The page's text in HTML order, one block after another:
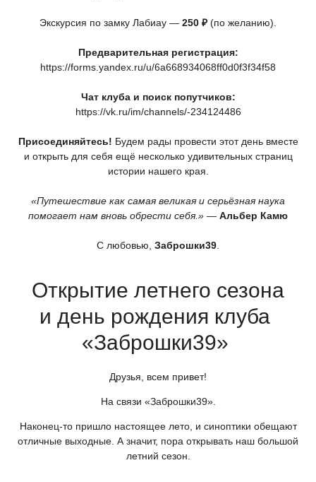
Экскурсия по замку Лабиау — 250 ₽ (по желанию).
Предварительная регистрация:
https://forms.yandex.ru/u/6a668934068ff0d0f3f34f58
Чат клуба и поиск попутчиков:
https://vk.ru/im/channels/-234124486
Присоединяйтесь! Будем рады провести этот день вместе
и открыть для себя ещё несколько удивительных страниц
истории нашего края.
«Путешествие как самая великая и серьёзная наука
помогает нам вновь обрести себя.» — Альбер Камю
С любовью, Заброшки39
Открытие летнего сезона
и день рождения клуба
«Заброшки39»
Друзья, всем привет!
На связи «Заброшки39».
Наконец-то пришло настоящее лето, и синоптики обещают
отличные выходные. А значит, пора открывать наш большой
летний сезон.